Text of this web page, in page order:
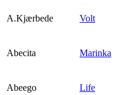
Min Shopping-app
A.Kjærbede Volt
Abecita Marinka
Abeego Life